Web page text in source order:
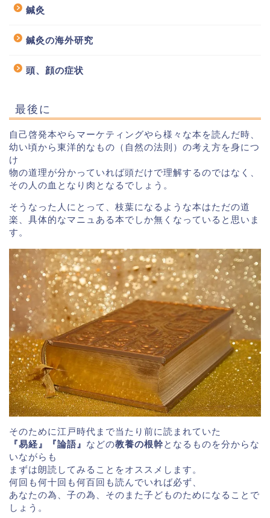
鍼灸
鍼灸の海外研究
頭、顔の症状
最後に
自己啓発本やらマーケティングやら様々な本を読んだ時、
幼い頃から東洋的なもの（自然の法則）の考え方を身につ
け
物の道理が分かっていれば頭だけで理解するのではなく、
その人の血となり肉となるでしょう。
そうなった人にとって、枝葉になるような本はただの道
楽、具体的なマニュある本でしか無くなっていると思いま
す。
そのために江戸時代まで当たり前に読まれていた
『易経』『論語』 などの教養の根幹となるものを分からな
いながらも
まずは朗読してみることをオススメします。
何回も何十回も何百回も読んでいれば必ず、
あなたの為、子の為、そのまた子どものためになることで
しょう。